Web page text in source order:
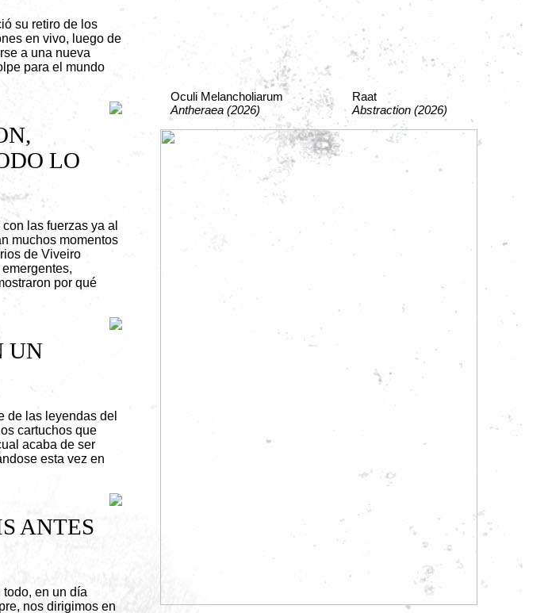
su retiro de los
en vivo, luego de
a una nueva
para el mundo
LO
las fuerzas ya al
muchos momentos
de Viveiro
por qué
UN
de las leyendas del
cartuchos que
acaba de ser
esta vez en
ANTES
en un día
nos dirigimos en
Oculi Melancholiarum
Antheraea (2026)
Raat
Abstraction (2026)